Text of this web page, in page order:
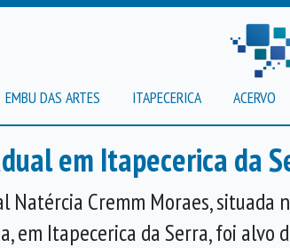
EMBU DAS ARTES ITAPECERICA ACERVO
em Itapecerica da
Natércia Cremm Moraes, situada
em Itapecerica da Serra, foi alvo